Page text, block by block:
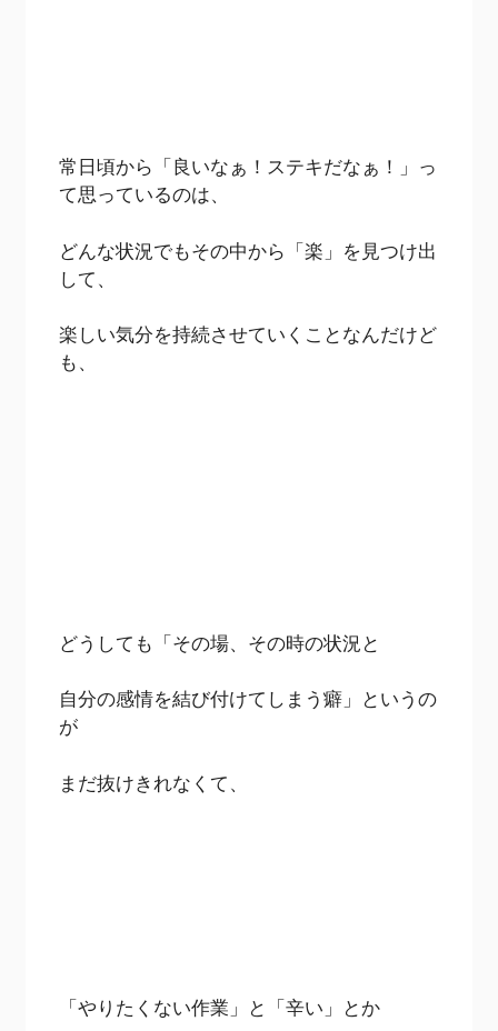
常日頃から「良いなぁ！ステキだなぁ！」っ
て思っているのは、
どんな状況でもその中から「楽」を見つけ出
して、
楽しい気分を持続させていくことなんだけど
も、
どうしても「その場、その時の状況と
自分の感情を結び付けてしまう癖」というの
が
まだ抜けきれなくて、
「やりたくない作業」と「辛い」とか